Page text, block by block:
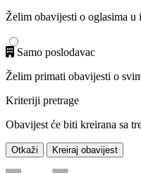
Želim obavijesti o oglasima
Samo poslodavac
Želim primati obavijesti o
Kriteriji pretrage
Obavijest će biti kreirana sa
Otkaži Kreiraj obavijest